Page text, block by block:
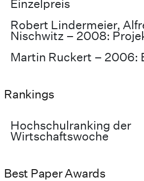
Einzelpreis
Robert Lindermeier,
Nischwitz – 2008:
Martin Ruckert – 2006:
Rankings
Hochschulranking der
Wirtschaftswoche
Best Paper Awards